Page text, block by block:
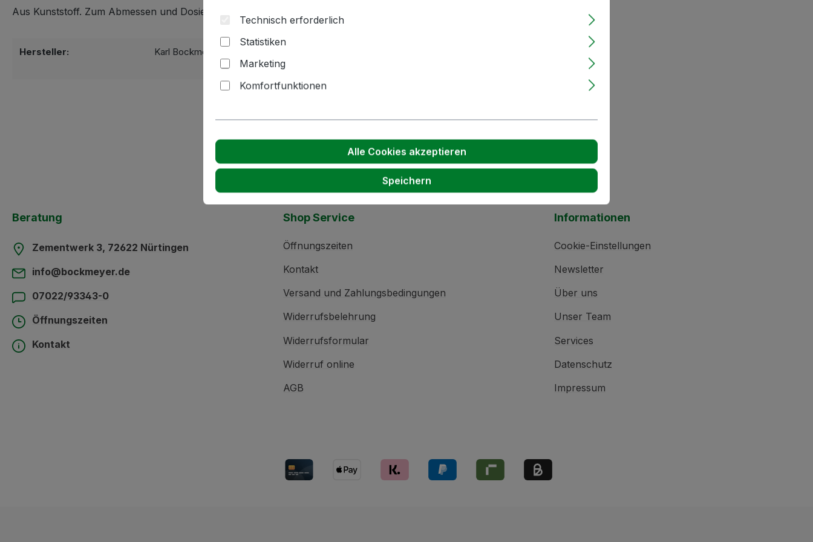
Aus Kunststoff. Zum Abmessen und Dosieren von Flüssigkeiten, Pulvern usw.
Hersteller:
Karl Bockmeyer Kellereitechnik GmbH | Zementwerk 3 |
72622 Nürtingen | info(at)bockmeyer.de
Beratung
Zementwerk 3, 72622 Nürtingen
info@bockmeyer.de
07022/93343-0
Öffnungszeiten
Kontakt
Shop Service
Öffnungszeiten
Kontakt
Versand und Zahlungsbedingungen
Widerrufsbelehrung
Widerrufsformular
Widerruf online
AGB
Informationen
Cookie-Einstellungen
Newsletter
Über uns
Unser Team
Services
Datenschutz
Impressum
Technisch erforderlich
Statistiken
Marketing
Komfortfunktionen
Alle Cookies akzeptieren
Speichern